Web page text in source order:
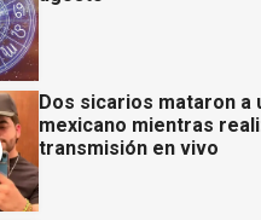
Dos sicarios mataron a
mexicano mientras
transmisión en vivo